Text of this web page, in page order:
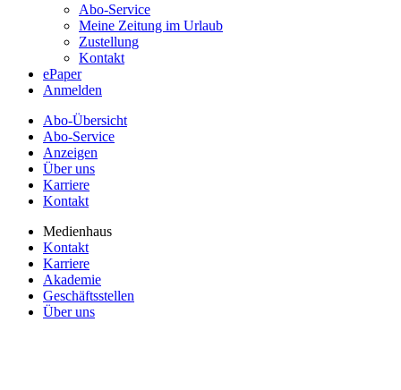
Abo-Service
Meine Zeitung im Urlaub
Zustellung
Kontakt
ePaper
Anmelden
Abo-Übersicht
Abo-Service
Anzeigen
Über uns
Karriere
Kontakt
Medienhaus
Kontakt
Karriere
Akademie
Geschäftsstellen
Über uns